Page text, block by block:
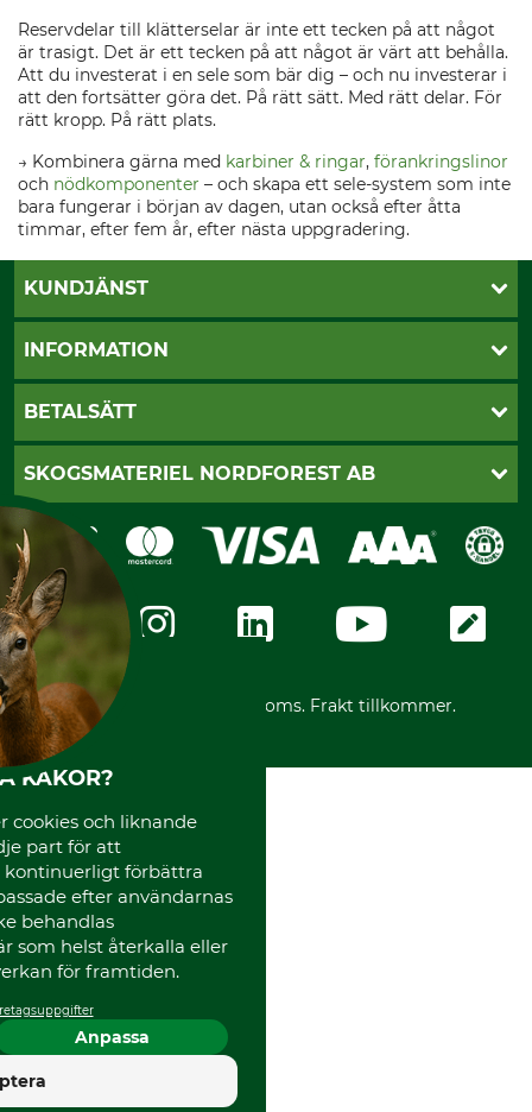
Reservdelar till klätterselar är inte ett tecken på att något
är trasigt. Det är ett tecken på att något är värt att behålla.
Att du investerat i en sele som bär dig – och nu investerar i
att den fortsätter göra det. På rätt sätt. Med rätt delar. För
rätt kropp. På rätt plats.
→ Kombinera gärna med karbiner & ringar, förankringslinor
och nödkomponenter – och skapa ett sele-system som inte
bara fungerar i början av dagen, utan också efter åtta
timmar, efter fem år, efter nästa uppgradering.
KUNDJÄNST
Öppettider
Vanliga frågor
INFORMATION
Butik Vansbro
Köpvillkor - 2025-06-18
Dataskydd
Integritetspolicy
Ångerrätt
Ångerrätt för din beställning
Reklamationer
Frakter
BETALSÄTT
Klarna
Faktura
Swish
SKOGSMATERIEL NORDFOREST AB
Om oss
GRUBE-Gruppen
Företagsuppgifter
Karriär
Vår personal
Varumärken
Mässor
Instagram TOS
Media
Code of Conduct
*Alla priser inklusive moms. Frakt tillkommer.
KAKOR?
cookies och liknande
part för att
kontinuerligt förbättra
efter användarnas
behandlas
som helst återkalla eller
för framtiden.
Anpassa